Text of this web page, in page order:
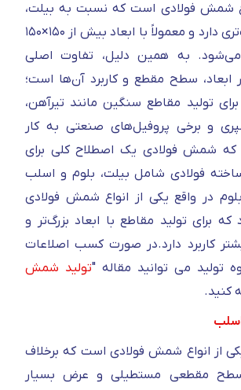
شمش فولادی است که نسبت به بیلت،
سطح مقطع بزرگ‌تری دارد و معمولاً با ابعاد بیش از ۱۵۰×۱۵۰
می‌شود. به همین دلیل، تفاوت اصلی
سطح مقطع و کاربرد آن‌ها است؛
تولید مقاطع سنگین مانند تیرآهن،
و برخی پروفیل‌های صنعتی به کار
که شمش فولادی یک اصطلاح کلی برای
فولادی شامل بیلت، بلوم و اسلب
در واقع یکی از انواع شمش فولادی
برای تولید مقاطع با ابعاد بزرگ‌تر و
کاربرد دارد.در صورت کسب اصلاعات
تولید می توانید مقاله "تولید شمش
کنید.
از انواع شمش فولادی است که برخلاف
سطح مقطعی مستطیلی و عرض بسیار